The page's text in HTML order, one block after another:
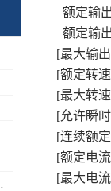
额定输
额定输
[最大输
[额定转
[最大转
[允许瞬
[连续额
[额定电
[最大电